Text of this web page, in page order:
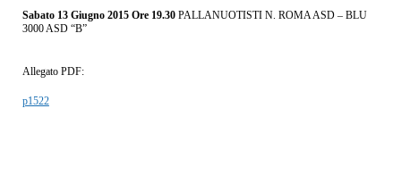
Sabato 13 Giugno 2015 Ore 19.30PALLANUOTISTI N. ROMA ASD – BLU
3000 ASD “B”
Allegato PDF:
p1522